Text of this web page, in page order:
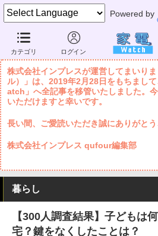
Powered by
カテゴリ ログイン
家電 Watch 暮らし 妊娠・子育て
株式会社インプレスが運営してまいり
ル）」は、2019年2月28日をもちまし
atch」へ全記事を移管いたしました。
いただけますと幸いです。
長い間、ご愛読いただき誠にありがとう
株式会社インプレス qufour編集部
暮らし
【300人調査結果】子どもは
宅？鍵をなくしたことは？